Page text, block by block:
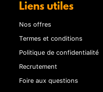
Liens utiles
Nos offres
Termes et conditions
Politique de confidentialité
Recrutement
Foire aux questions